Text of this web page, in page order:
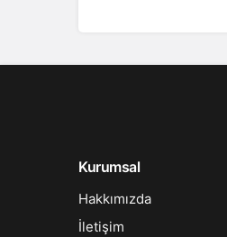
Kurumsal
Hakkımızda
İletişim